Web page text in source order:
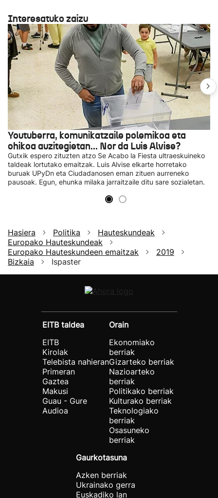
Interesatuko zaizu
Youtuberra, komunikatzaile polemikoa eta
ohikoa auzitegietan... Nor da Luis Alvise?
Gutxik espero zituzten atzo Se Acabo la Fiesta ultraeskuineko
taldeak lortutako emaitzak. Luis Alvise elkarte horretako
buruak UPyDn eta Ciudadanosen eman zituen aurreneko
pausoak. Egun, ehunka milaka jarraitzaile ditu sare sozialetan.
Hasiera Politika
Hauteskundeak
Europako Hauteskundeak
Europako Hauteskundeen emaitzak
2019
Bizkaia
Ispaster
EITB taldea
EITB
Kirolak
Telebista nahieran
Primeran
Gaztea
Makusi
Guau - Gure
Audioa
Orain
Ekonomiako
berriak
Gizarteko berriak
Nazioarteko
berriak
Politikako berriak
Kulturako berriak
Teknologiako
berriak
Osasuneko
berriak
Gaurkotasuna
Azken berriak
Ukrainako gerra
Euskadiko lan